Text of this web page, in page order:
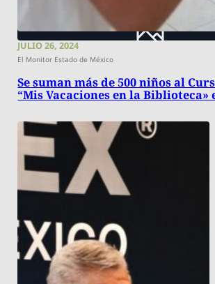
JULIO 26, 2024
El Monitor Estado de México
Se suman más de 500 niños al
“Mis Vacaciones en la Biblioteca»